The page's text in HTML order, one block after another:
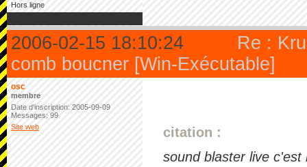
Hors ligne
2006-02-15 18:10:24
Re :
comb boucner [Win-Exécutable]
osc
membre
Date d'inscription: 2005-09-09
Messages: 99
Site web
citation :
sound blaster live c'est